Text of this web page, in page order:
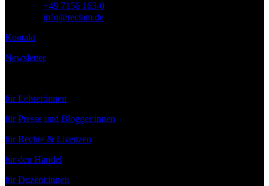
+49 7156 163-0
info@reclam.de
Kontakt
Newsletter
für Lehrer:innen
für Presse und Blogger:innen
für Rechte & Lizenzen
für den Handel
für Dozent:innen